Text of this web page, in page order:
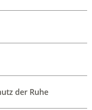
der Ruhe